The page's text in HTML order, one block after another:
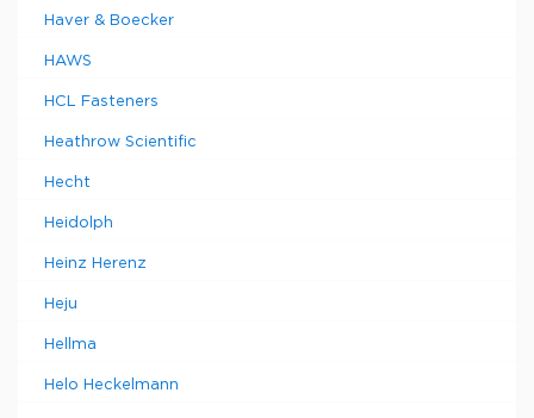
Haver & Boecker
HAWS
HCL Fasteners
Heathrow Scientific
Hecht
Heidolph
Heinz Herenz
Heju
Hellma
Helo Heckelmann